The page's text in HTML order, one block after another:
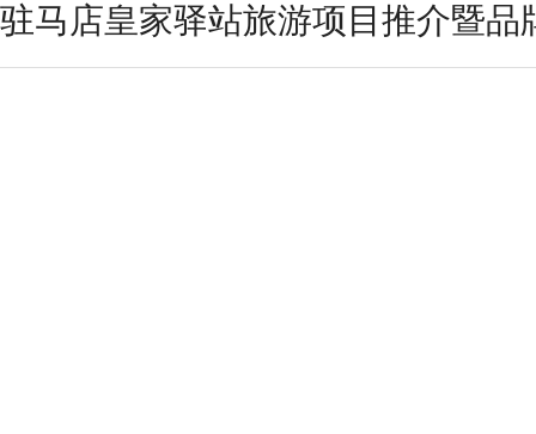
驻马店皇家驿站旅游项目推介暨品